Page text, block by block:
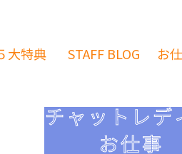
大特典 STAFFBLOG お